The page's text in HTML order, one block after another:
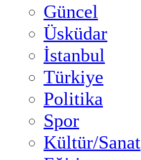
Güncel
Üsküdar
İstanbul
Türkiye
Politika
Spor
Kültür/Sanat